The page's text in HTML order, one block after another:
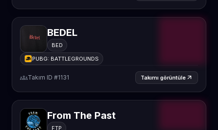
BEDEL
BED
PUBG: BATTLEGROUNDS
groupsTakım ID #1131 Takımı görüntüle arrow_outward
From The Past
FTP